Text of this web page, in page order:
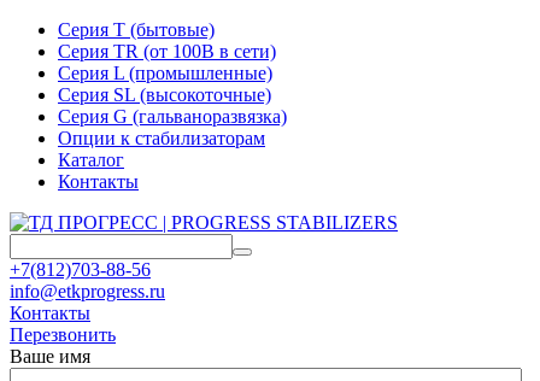
Серия T (бытовые)
Серия TR (от 100В в сети)
Серия L (промышленные)
Серия SL (высокоточные)
Серия G (гальваноразвязка)
Опции к стабилизаторам
Каталог
Контакты
+7(812)703-88-56
info@etkprogress.ru
Контакты
Перезвонить
Ваше имя